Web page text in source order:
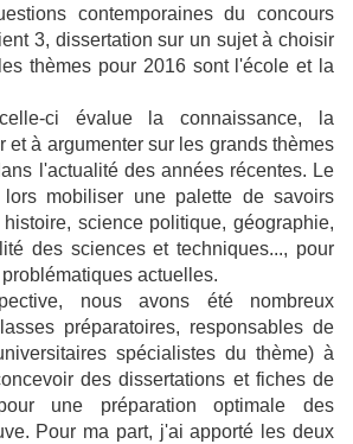
contemporaines du concours
3, dissertation sur un sujet à choisir
thèmes pour 2016 sont l'école et la
ci évalue la connaissance, la
et à argumenter sur les grands thèmes
l'actualité des années récentes. Le
mobiliser une palette de savoirs
science politique, géographie,
des sciences et techniques..., pour
actuelles.
nous avons été nombreux
préparatoires, responsables de
spécialistes du thème) à
des dissertations et fiches de
pour une préparation optimale des
Pour ma part, j'ai apporté les deux